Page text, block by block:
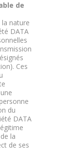
de
la nature
DATA
Ces
du
DATA
la
de ses